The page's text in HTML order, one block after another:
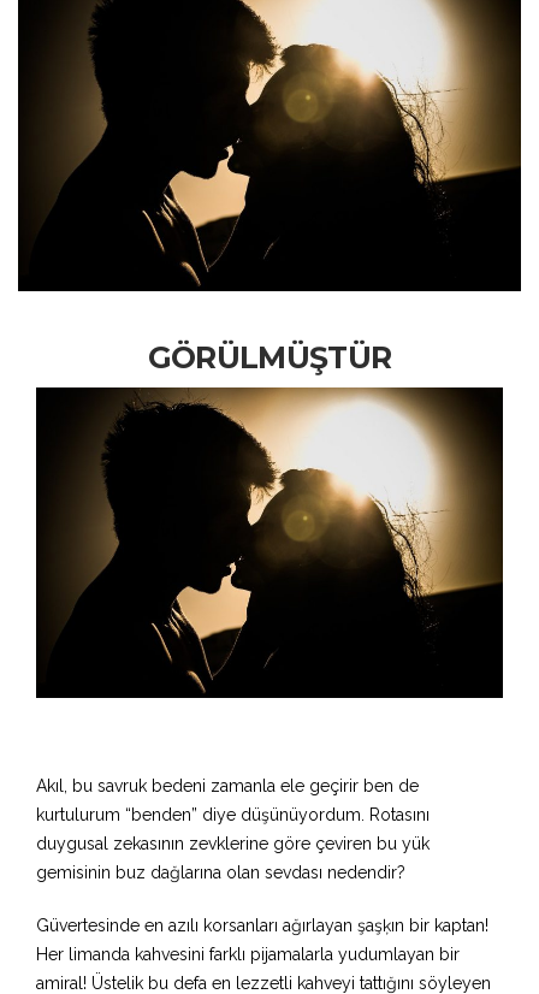
GÖRÜLMÜŞTÜR
Akıl, bu savruk bedeni zamanla ele geçirir ben de
kurtulurum “benden” diye düşünüyordum. Rotasını
duygusal zekasının zevklerine göre çeviren bu yük
gemisinin buz dağlarına olan sevdası nedendir?
Güvertesinde en azılı korsanları ağırlayan şaşķın bir kaptan!
Her limanda kahvesini farklı pijamalarla yudumlayan bir
amiral! Üstelik bu defa en lezzetli kahveyi tattığını söyleyen